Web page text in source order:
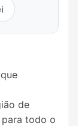
de
para todo o